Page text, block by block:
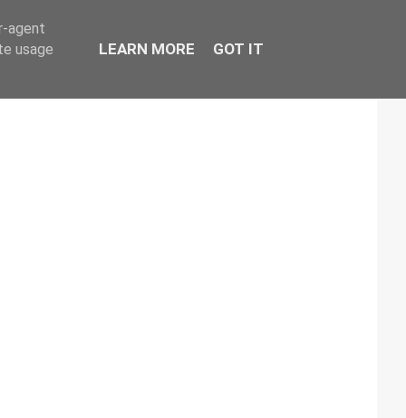
agent
usage
LEARN MORE GOT IT